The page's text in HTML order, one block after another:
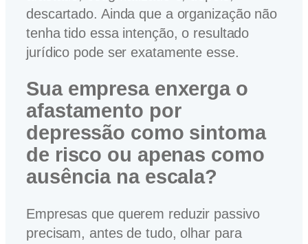
descartado. Ainda que a organização não
tenha tido essa intenção, o resultado
jurídico pode ser exatamente esse.
Sua empresa enxerga o
afastamento por
depressão como sintoma
de risco ou apenas como
ausência na escala?
Empresas que querem reduzir passivo
precisam, antes de tudo, olhar para